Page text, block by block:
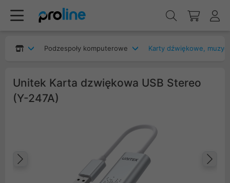
Podzespoły komputerowe Karty dźwiękowe,
Unitek Karta dzwiękowa USB Stereo
(Y-247A)
Poprzedni